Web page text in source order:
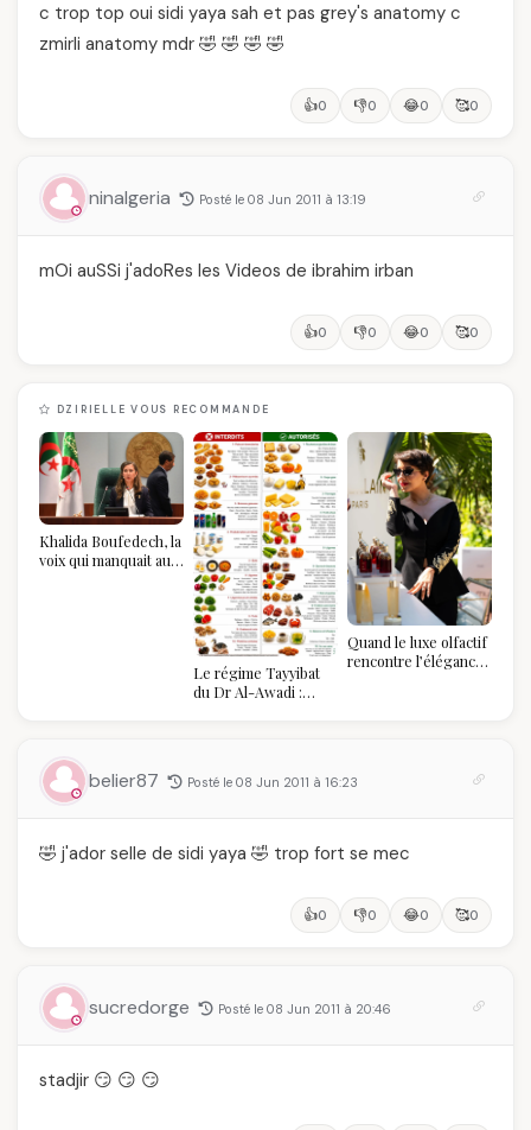
c trop top oui sidi yaya sah et pas grey's anatomy c
zmirli anatomy mdr 🤣 🤣 🤣 🤣
👍0 👎0 😂0 🥰0
ninalgeria Posté le 08 Jun 2011 à 13:19
mOi auSSi j'adoRes les Videos de ibrahim irban
👍0 👎0 😂0 🥰0
DZIRIELLE VOUS RECOMMANDE
Khalida Boufedech, la
voix qui manquait au
Le régime Tayyibat
du Dr Al-Awadi :
vraiment savoir
Quand le luxe olfactif
rencontre l’élégance
belier87 Posté le 08 Jun 2011 à 16:23
🤣 j'ador selle de sidi yaya 🤣 trop fort se mec
👍0 👎0 😂0 🥰0
sucredorge Posté le 08 Jun 2011 à 20:46
stadjir 😏 😏 😏